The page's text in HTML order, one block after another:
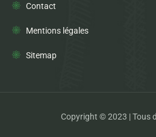
Contact
Mentions légales
Sitemap
Copyright © 2023 | Tous